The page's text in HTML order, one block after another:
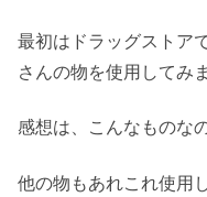
最初はドラッグストア
さんの物を使用してみ
感想は、こんなものな
他の物もあれこれ使用